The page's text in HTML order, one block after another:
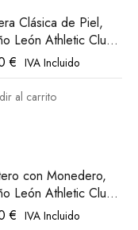
Clásica de Piel,
León Athletic Club
€ IVA Incluido
al carrito
con Monedero,
León Athletic Club
€ IVA Incluido